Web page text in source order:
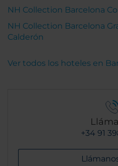
NH Collection Barcelona
NH Collection Barcelona
Calderón
Ver todos los hoteles en
+34 91